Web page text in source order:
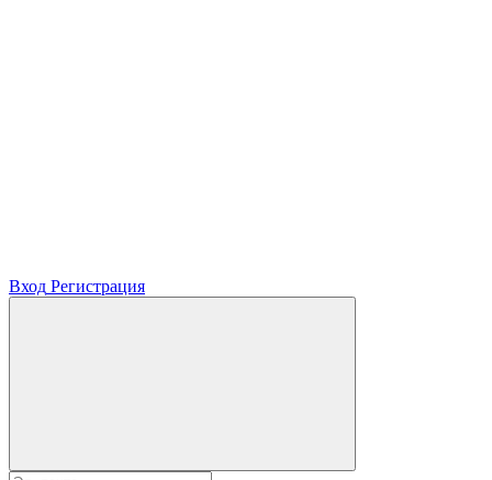
Вход Регистрация